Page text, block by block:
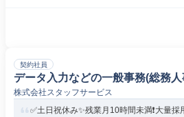
契約社員
データ入力などの一般事務(総務人
株式会社スタッフサービス
✅土日祝休み✨残業月10時間未満❗️大量採